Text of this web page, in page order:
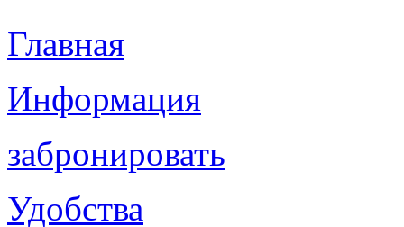
Главная
Информация
забронировать
Удобства